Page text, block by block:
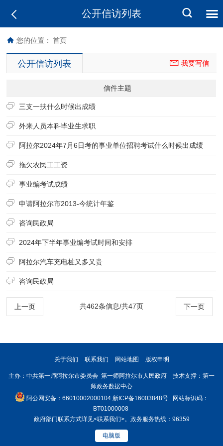
公开信访列表
您的位置： 首页
我要写信
公开信访列表
信件主题
三支一扶什么时候出成绩
外来人员本科毕业生求职
阿拉尔2024年7月6日考的事业单位招聘考试什么时候出成绩
拖欠农民工工资
事业编考试成绩
申请阿拉尔市2013-今统计年鉴
咨询民政局
2024年下半年事业编考试时间和安排
阿拉尔汽车充电桩又多又贵
咨询民政局
上一页 下一页
共462条信息/共47页
关于我们 联系我们 网站地图 版权申明
主办：中共第一师阿拉尔市委员会 第一师阿拉尔市人民政府 技术支撑：第一
师政务数据中心
阿公网安备：66010002000104 新ICP备16003848号网站标识码：
BT01000008
政府部门联系方式详见<联系我们>。政务服务热线：96359
电脑版